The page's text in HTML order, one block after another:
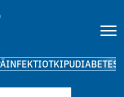
INFEKTIOTKIPUDIABETES